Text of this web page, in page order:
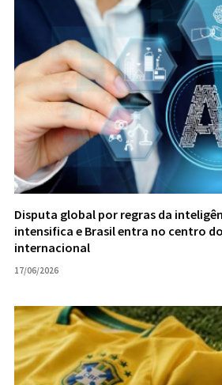
Disputa global por regras da
intensifica e Brasil entra no centro
internacional
17/06/2026